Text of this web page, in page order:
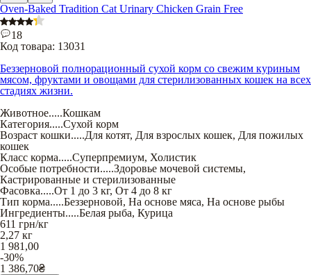
Oven-Baked Tradition Cat Urinary Chicken Grain Free
18
Код товара: 13031
Беззерновой полнорационный сухой корм со свежим куриным
мясом, фруктами и овощами для стерилизованных кошек на всех
стадиях жизни.
Животное.....Кошкам
Категория.....Сухой корм
Возраст кошки.....Для котят, Для взрослых кошек, Для пожилых
кошек
Класс корма.....Суперпремиум, Холистик
Особые потребности.....Здоровье мочевой системы,
Кастрированные и стерилизованные
Фасовка.....От 1 до 3 кг, От 4 до 8 кг
Тип корма.....Беззерновой, На основе мяса, На основе рыбы
Ингредиенты.....Белая рыба, Курица
611 грн/кг
2,27 кг
1 981,00
-30%
1 386,70₴